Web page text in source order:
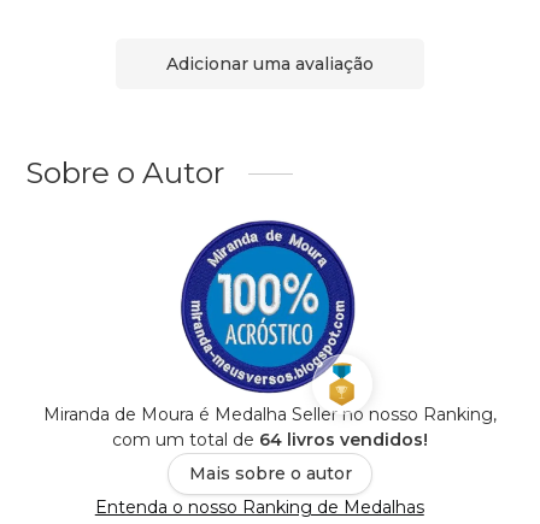
Adicionar uma avaliação
Sobre o Autor
Miranda de Moura é Medalha Seller no nosso Ranking,
com um total de 64 livros vendidos!
Mais sobre o autor
Entenda o nosso Ranking de Medalhas